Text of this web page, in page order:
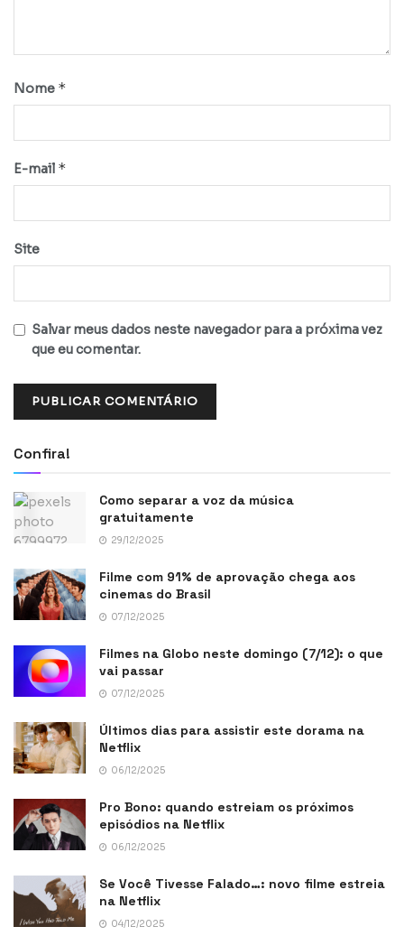
Nome *
E-mail *
Site
Salvar meus dados neste navegador para a próxima vez
que eu comentar.
Confira!
Como separar a voz da música
gratuitamente
29/12/2025
Filme com 91% de aprovação chega aos
cinemas do Brasil
07/12/2025
Filmes na Globo neste domingo (7/12): o que
vai passar
07/12/2025
Últimos dias para assistir este dorama na
Netflix
06/12/2025
Pro Bono: quando estreiam os próximos
episódios na Netflix
06/12/2025
Se Você Tivesse Falado…: novo filme estreia
na Netflix
04/12/2025